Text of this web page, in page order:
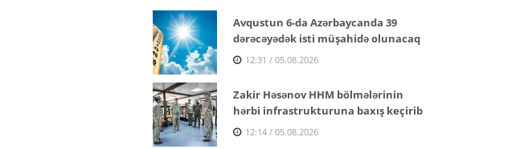
Avqustun 6-da Azərbaycanda 39
dərəcəyədək isti müşahidə olunacaq
12:31 / 05.08.2026
Zakir Həsənov HHM bölmələrinin
hərbi infrastrukturuna baxış keçirib
12:14 / 05.08.2026